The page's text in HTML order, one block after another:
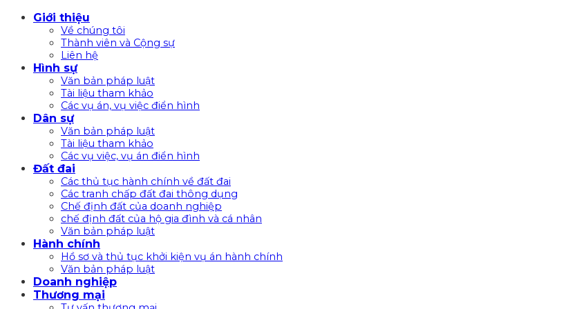
Giới thiệu
Về chúng tôi
Thành viên và Cộng sự
Liên hệ
Hình sự
Văn bản pháp luật
Tài liệu tham khảo
Các vụ án, vụ việc điển hình
Dân sự
Văn bản pháp luật
Tài liệu tham khảo
Các vụ việc, vụ án điển hình
Đất đai
Các thủ tục hành chính về đất đai
Các tranh chấp đất đai thông dụng
Chế định đất của doanh nghiệp
chế định đất của hộ gia đình và cá nhân
Văn bản pháp luật
Hành chính
Hồ sơ và thủ tục khởi kiện vụ án hành chính
Văn bản pháp luật
Doanh nghiệp
Thương mại